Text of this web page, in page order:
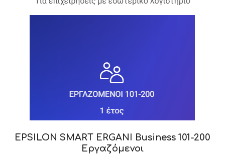
EPSILON SMART ERGANI Business 101-200
Εργαζόμενοι